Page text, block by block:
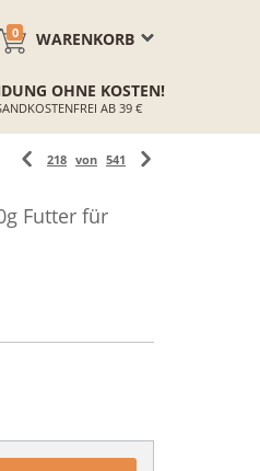
WARENKORB
0
OHNE KOSTEN!
AB 39 €
218 von 541
Futter für